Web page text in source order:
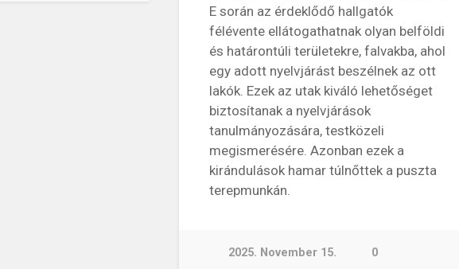
E során az érdeklődő hallgatók
félévente ellátogathatnak olyan belföldi
és határontúli területekre, falvakba, ahol
egy adott nyelvjárást beszélnek az ott
lakók. Ezek az utak kiváló lehetőséget
biztosítanak a nyelvjárások
tanulmányozására, testközeli
megismerésére. Azonban ezek a
kirándulások hamar túlnőttek a puszta
terepmunkán.
2025. November 15. 0